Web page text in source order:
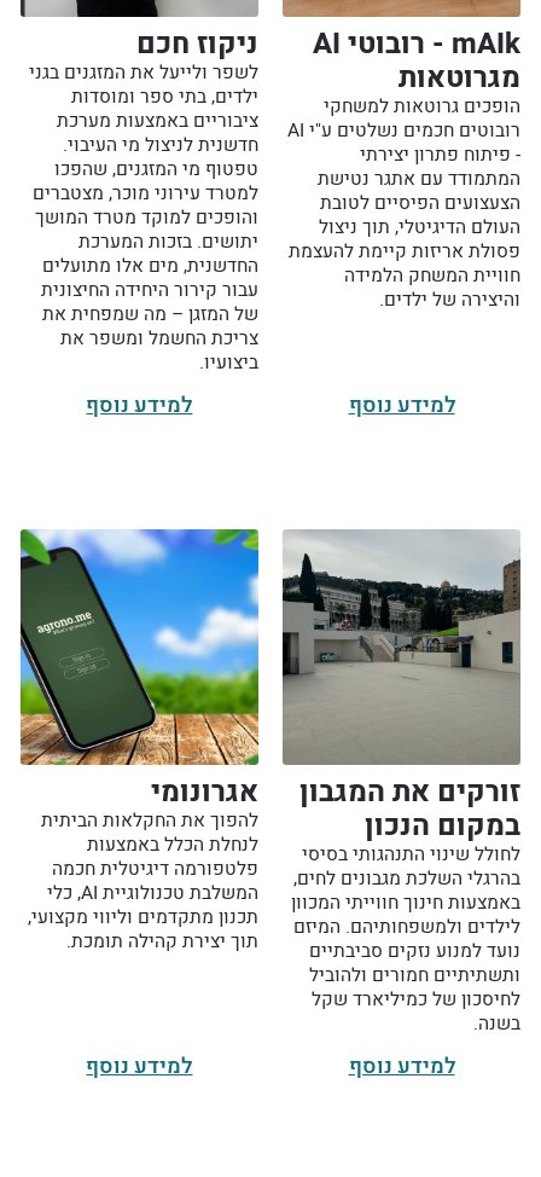
mAIk - רובוטי AI
מגרוטאות
הופכים גרוטאות למשחקי
רובוטים חכמים נשלטים ע"י AI
- פיתוח פתרון יצירתי
המתמודד עם אתגר נטישת
הצעצועים הפיסיים לטובת
העולם הדיגיטלי, תוך ניצול
פסולת אריזות קיימת להעצמת
חוויית המשחק הלמידה
והיצירה של ילדים.
למידע נוסף
ניקוז חכם
לשפר ולייעל את המזגנים בגני
ילדים, בתי ספר ומוסדות
ציבוריים באמצעות מערכת
חדשנית לניצול מי העיבוי.
טפטוף מי המזגנים, שהפכו
למטרד עירוני מוכר, מצטברים
והופכים למוקד מטרד המושך
יתושים. בזכות המערכת
החדשנית, מים אלו מתועלים
עבור קירור היחידה החיצונית
של המזגן – מה שמפחית את
צריכת החשמל ומשפר את
ביצועיו.
למידע נוסף
זורקים את המגבון
במקום הנכון
לחולל שינוי התנהגותי בסיסי
בהרגלי השלכת מגבונים לחים,
באמצעות חינוך חווייתי המכוון
לילדים ולמשפחותיהם. המיזם
נועד למנוע נזקים סביבתיים
ותשתיתיים חמורים ולהוביל
לחיסכון של כמיליארד שקל
בשנה.
למידע נוסף
אגרונומי
להפוך את החקלאות הביתית
לנחלת הכלל באמצעות
פלטפורמה דיגיטלית חכמה
המשלבת טכנולוגיית AI, כלי
תכנון מתקדמים וליווי מקצועי,
תוך יצירת קהילה תומכת.
למידע נוסף